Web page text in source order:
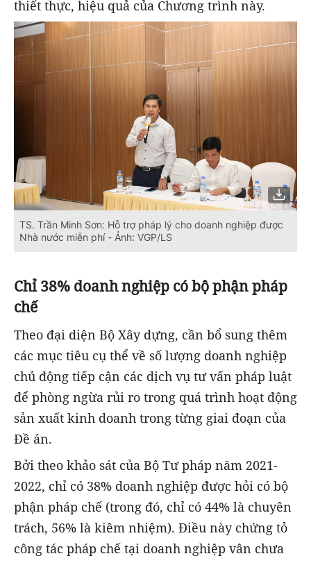
thiết thực, hiệu quả của Chương trình này.
TS. Trần Minh Sơn: Hỗ trợ pháp lý cho doanh nghiệp được
Nhà nước miễn phí - Ảnh: VGP/LS
Chỉ 38% doanh nghiệp có bộ phận pháp
chế
Theo đại diện Bộ Xây dựng, cần bổ sung thêm
các mục tiêu cụ thể về số lượng doanh nghiệp
chủ động tiếp cận các dịch vụ tư vấn pháp luật
để phòng ngừa rủi ro trong quá trình hoạt động
sản xuất kinh doanh trong từng giai đoạn của
Đề án.
Bởi theo khảo sát của Bộ Tư pháp năm 2021-
2022, chỉ có 38% doanh nghiệp được hỏi có bộ
phận pháp chế (trong đó, chỉ có 44% là chuyên
trách, 56% là kiêm nhiệm). Điều này chứng tỏ
công tác pháp chế tại doanh nghiệp vân chưa